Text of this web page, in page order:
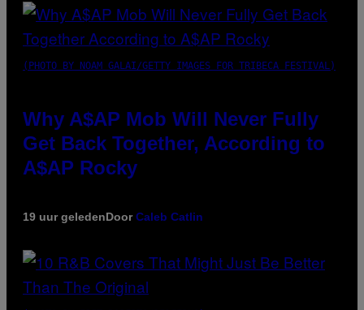
(PHOTO BY NOAM GALAI/GETTY IMAGES FOR TRIBECA FESTIVAL)
Why A$AP Mob Will Never Fully
Get Back Together, According to
A$AP Rocky
19 uur geledenDoorCaleb Catlin